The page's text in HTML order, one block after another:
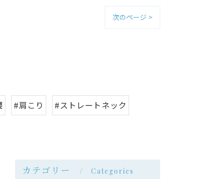
次のページ >
#肩こり
#ストレートネック
カテゴリー Categories